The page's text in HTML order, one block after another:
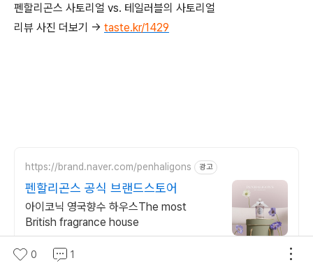
펜할리곤스 사토리얼 vs. 테일러블의 사토리얼
리뷰 사진 더보기 → taste.kr/1429
https://brand.naver.com/penhaligons 광고
펜할리곤스 공식 브랜드스토어
아이코닉 영국향수 하우스The most
British fragrance house
0 1